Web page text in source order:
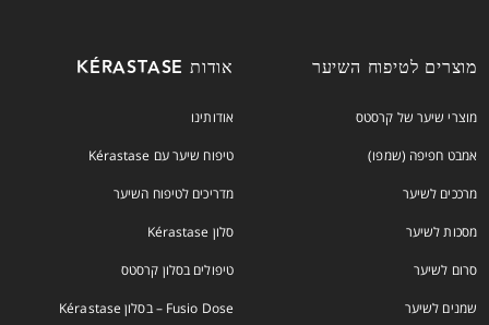
מוצרים לטיפוח השיער
מוצרי שיער של קרסטס
אמבט חפיפה (שמפו)
מרככים לשיער
מסכות לשיער
סרום לשיער
שמנים לשיער
אודות KÉRASTASE
אודותינו
טיפוח שיער עם Kérastase
מדריכים לטיפוח השיער
סלון Kérastase
טיפולים בסלון קרסטס
Fusio Dose – בסלון Kérastase